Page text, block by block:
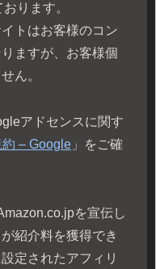
ります。
トはお客様のコン
ますが、お客様個
ん。
アドセンスに関す
– Google 」をご確
を宣伝し
紹介料を獲得でき
定されたアフィリ